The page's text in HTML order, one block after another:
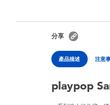
分享
產品描述 注意
playpop